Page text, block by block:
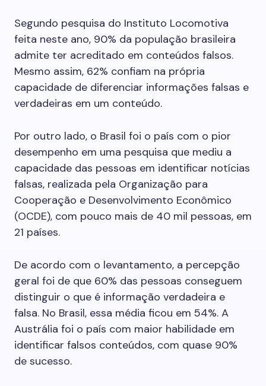
Segundo pesquisa do Instituto Locomotiva
feita neste ano, 90% da população brasileira
admite ter acreditado em conteúdos falsos.
Mesmo assim, 62% confiam na própria
capacidade de diferenciar informações falsas e
verdadeiras em um conteúdo.
Por outro lado, o Brasil foi o país com o pior
desempenho em uma pesquisa que mediu a
capacidade das pessoas em identificar notícias
falsas, realizada pela Organização para
Cooperação e Desenvolvimento Econômico
(OCDE), com pouco mais de 40 mil pessoas, em
21 países.
De acordo com o levantamento, a percepção
geral foi de que 60% das pessoas conseguem
distinguir o que é informação verdadeira e
falsa. No Brasil, essa média ficou em 54%. A
Austrália foi o país com maior habilidade em
identificar falsos conteúdos, com quase 90%
de sucesso.